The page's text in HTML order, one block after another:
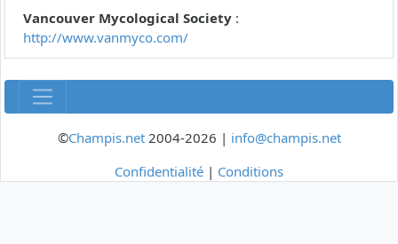
Vancouver Mycological Society :
http://www.vanmyco.com/
©Champis.net2004-2026 | info@champis.net
Confidentialité | Conditions